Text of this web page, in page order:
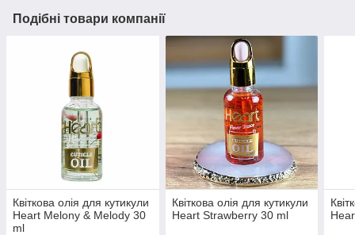
Подібні товари компанії
Квіткова олія для кутикули
Heart Melony & Melody 30
ml
Квіткова олія для кутикули
Heart Strawberry 30 ml